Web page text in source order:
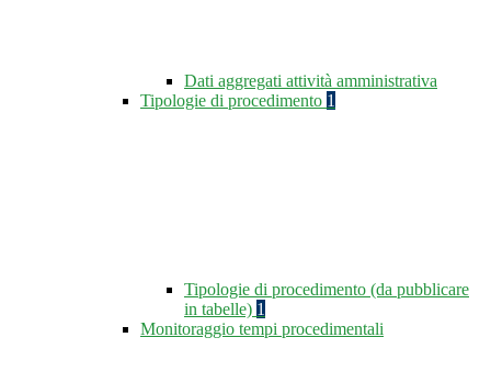
Dati aggregati attività amministrativa
Tipologie di procedimento 1
Tipologie di procedimento (da pubblicare
in tabelle) 1
Monitoraggio tempi procedimentali